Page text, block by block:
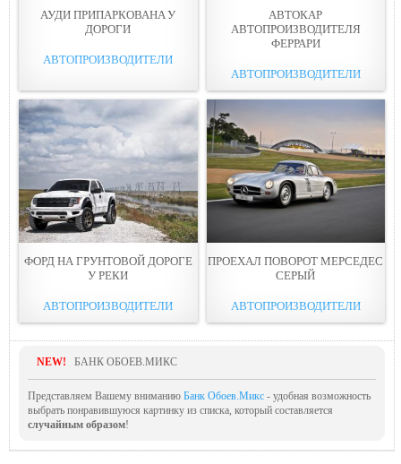
АУДИ ПРИПАРКOВАНA У
ДОРОГИ
АВТОПРОИЗВОДИТЕЛИ
АВТОКAР
АВТОПРОИЗВОДИТЕЛЯ
ФЕРРАРИ
АВТОПРОИЗВОДИТЕЛИ
ФОРД НА ГРУНТОВОЙ ДOРОГЕ
У РЕКИ
АВТОПРОИЗВОДИТЕЛИ
ПРОЕХАЛ ПОВОPОТ МЕРСЕДЕС
СЕРЫЙ
АВТОПРОИЗВОДИТЕЛИ
NEW! БАНК ОБОЕВ.МИКС
Представляем Вашему вниманию Банк Обоев.Микс - удобная возможность
выбрать понравившуюся картинку из списка, который составляется
случайным образом!